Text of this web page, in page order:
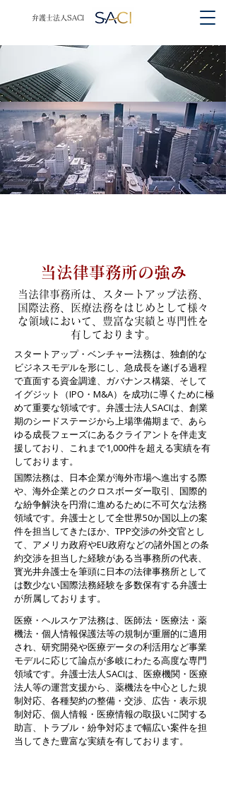
​​弁護士法人SACI
​当法律事務所の強み
当法律事務所は、スタートアップ法務、
国際法務、医療法務をはじめとして様々
な領域において、豊富な実績と専門性を
有しております。
スタートアップ・ベンチャー法務は、独創的な
ビジネスモデルを形にし、急成長を遂げる過程
で直面する資金調達、ガバナンス構築、そして
イグジット（IPO・M&A）を成功に導くために極
めて重要な領域です。弁護士法人SACIは、創業
期のシードステージから上場準備期まで、あら
ゆる成長フェーズにあるクライアントを伴走支
援しており、これまで1,000件を超える実績を有
しております。
国際法務は、日本企業が海外市場へ進出する際
や、海外企業とのクロスボーダー取引、国際的
な紛争解決を円滑に進めるために不可欠な法務
領域です。弁護士として全世界50か国以上の案
件を担当してきたほか、TPP交渉の外交官とし
て、アメリカ政府やEU政府などの諸外国との条
約交渉を担当した経験がある当事務所の代表、
寳光井弁護士を筆頭に日本の法律事務所として
は数少ない国際法務経験を多数保有する弁護士
が所属しております。
医療・ヘルスケア法務は、医師法・医療法・薬
機法・個人情報保護法等の規制が重層的に適用
され、研究開発や医療データの利活用など事業
モデルに応じて論点が多岐にわたる高度な専門
領域です。弁護士法人SACIは、医療機関・医療
法人等の運営支援から、薬機法を中心とした規
制対応、各種契約の整備・交渉、広告・表示規
制対応、個人情報・医療情報の取扱いに関する
助言、トラブル・紛争対応まで幅広い案件を担
当してきた豊富な実績を有しております。